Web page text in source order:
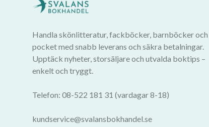
Handla skönlitteratur, fackböcker, barnböcker och
pocket med snabb leverans och säkra betalningar.
Upptäck nyheter, storsäljare och utvalda boktips –
enkelt och tryggt.
Telefon: 08-522 181 31 (vardagar 8-18)
kundservice@svalansbokhandel.se